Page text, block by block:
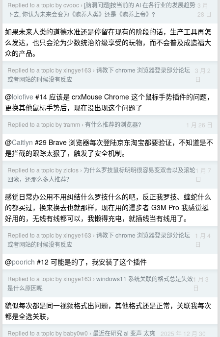
Replied to a topic by cvooc › [脑洞问题]按当前的 AI 在各行业的发展趋势
下去, 你认为未来会变为《赡养人类》还是《赡养上帝》?
3 月
28 日
如果未来人类的道德水准还是停留在现有的阶段的话，生产工具再怎
么发达，也只会沦为少数统治阶级享受的玩物，而不会普及成造福大
众的产品。
Replied to a topic by xingye163 › 请教下 chrome 浏览器登录部分论坛
或者网站的时候没有反应
3 月 2
日
@lolofive #14 应该是 crxMouse Chrome 这个鼠标手势插件的问题，
更换其他鼠标手势后，现在没出现这个问题了
Replied to a topic by tramm › 有什么推荐的浏览器? 1 月 26 日
@Caitlyn #29 Brave 浏览器每次登陆京东淘宝都要验证，不知道是不
是拦截的跟踪太狠了，触发了安全机制。
Replied to a topic by zictos › 为什么罗技鼠标明明很容易变双击以及滚轮
回滚，还那么多人推荐？
1 月 7
日
感觉日常办公用不用纠结什么罗技什么的吧，反正我罗技、蝰蛇什么
的都买过，换来换去也就那样，现在用的漫步者 G3M Pro 我感觉挺
好用的，无线有线都可以，我懒得充电，就插线当有线用了。
Replied to a topic by xingye163 › 请教下 chrome 浏览器登录部分论坛
或者网站的时候没有反应
1 月 4
日
@poorich #12 可能是的了，我安装了这个插件
Replied to a topic by xingye163 › windows11 系统关联的格式总是失效
是什么原因呢
1 月 3
日
貌似每次都是同一视频格式出问题，其他格式还是正常，关联我每次
都是全选关联，
Replied to a topic by baby0w0 › 最近在研究 ai 变声 太爽 2025 年 12 月 30